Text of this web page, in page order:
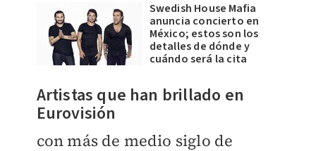
Swedish House Mafia
anuncia concierto en
México; estos son los
detalles de dónde y
cuándo será la cita
Artistas que han brillado en
Eurovisión
con más de medio siglo de